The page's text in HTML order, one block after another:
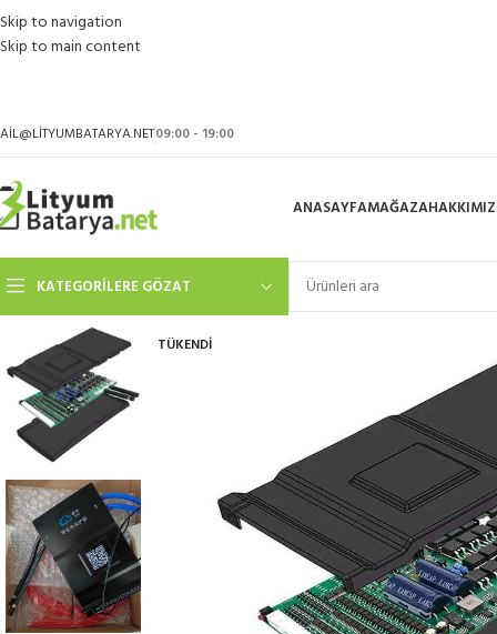
Skip to navigation
Skip to main content
09:00 - 19:00
ANASAYFAMAĞAZA
KATEGORILERE GÖZAT
TÜKENDI